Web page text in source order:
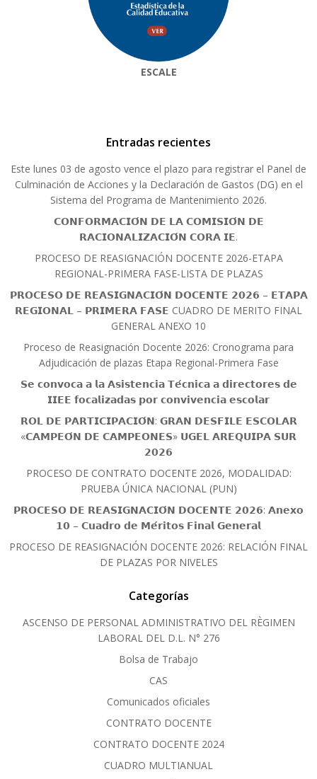
ESCALE
Entradas recientes
Este lunes 03 de agosto vence el plazo para registrar el Panel de
Culminación de Acciones y la Declaración de Gastos (DG) en el
Sistema del Programa de Mantenimiento 2026.
𝗖𝗢𝗡𝗙𝗢𝗥𝗠𝗔𝗖𝗜𝗢́𝗡 𝗗𝗘 𝗟𝗔 𝗖𝗢𝗠𝗜𝗦𝗜𝗢́𝗡 𝗗𝗘
𝗥𝗔𝗖𝗜𝗢𝗡𝗔𝗟𝗜𝗭𝗔𝗖𝗜𝗢́𝗡 𝗖𝗢𝗥𝗔 𝗜𝗘.
PROCESO DE REASIGNACIÓN DOCENTE 2026-ETAPA
REGIONAL-PRIMERA FASE-LISTA DE PLAZAS
𝗣𝗥𝗢𝗖𝗘𝗦𝗢 𝗗𝗘 𝗥𝗘𝗔𝗦𝗜𝗚𝗡𝗔𝗖𝗜𝗢́𝗡 𝗗𝗢𝗖𝗘𝗡𝗧𝗘 𝟮𝟬𝟮𝟲 – 𝗘𝗧𝗔𝗣𝗔
𝗥𝗘𝗚𝗜𝗢𝗡𝗔𝗟 – 𝗣𝗥𝗜𝗠𝗘𝗥𝗔 𝗙𝗔𝗦𝗘 CUADRO DE MERITO FINAL
GENERAL ANEXO 10
Proceso de Reasignación Docente 2026: Cronograma para
Adjudicación de plazas Etapa Regional-Primera Fase
𝗦𝗲 𝗰𝗼𝗻𝘃𝗼𝗰𝗮 𝗮 𝗹𝗮 𝗔𝘀𝗶𝘀𝘁𝗲𝗻𝗰𝗶𝗮 𝗧𝗲́𝗰𝗻𝗶𝗰𝗮 𝗮 𝗱𝗶𝗿𝗲𝗰𝘁𝗼𝗿𝗲𝘀 𝗱𝗲
𝗜𝗜𝗘𝗘 𝗳𝗼𝗰𝗮𝗹𝗶𝘇𝗮𝗱𝗮𝘀 𝗽𝗼𝗿 𝗰𝗼𝗻𝘃𝗶𝘃𝗲𝗻𝗰𝗶𝗮 𝗲𝘀𝗰𝗼𝗹𝗮𝗿
𝗥𝗢𝗟 𝗗𝗘 𝗣𝗔𝗥𝗧𝗜𝗖𝗜𝗣𝗔𝗖𝗜𝗢́𝗡: 𝗚𝗥𝗔𝗡 𝗗𝗘𝗦𝗙𝗜𝗟𝗘 𝗘𝗦𝗖𝗢𝗟𝗔𝗥
«𝗖𝗔𝗠𝗣𝗘𝗢́𝗡 𝗗𝗘 𝗖𝗔𝗠𝗣𝗘𝗢𝗡𝗘𝗦» 𝗨𝗚𝗘𝗟 𝗔𝗥𝗘𝗤𝗨𝗜𝗣𝗔 𝗦𝗨𝗥
𝟮𝟬𝟮𝟲
PROCESO DE CONTRATO DOCENTE 2026, MODALIDAD:
PRUEBA ÚNICA NACIONAL (PUN)
𝗣𝗥𝗢𝗖𝗘𝗦𝗢 𝗗𝗘 𝗥𝗘𝗔𝗦𝗜𝗚𝗡𝗔𝗖𝗜𝗢́𝗡 𝗗𝗢𝗖𝗘𝗡𝗧𝗘 𝟮𝟬𝟮𝟲: 𝗔𝗻𝗲𝘅𝗼
𝟭𝟬 – 𝗖𝘂𝗮𝗱𝗿𝗼 𝗱𝗲 𝗠𝗲́𝗿𝗶𝘁𝗼𝘀 𝗙𝗶𝗻𝗮𝗹 𝗚𝗲𝗻𝗲𝗿𝗮𝗹
PROCESO DE REASIGNACIÓN DOCENTE 2026: RELACIÓN FINAL
DE PLAZAS POR NIVELES
Categorías
ASCENSO DE PERSONAL ADMINISTRATIVO DEL RÈGIMEN
LABORAL DEL D.L. N° 276
Bolsa de Trabajo
CAS
Comunicados oficiales
CONTRATO DOCENTE
CONTRATO DOCENTE 2024
CUADRO MULTIANUAL